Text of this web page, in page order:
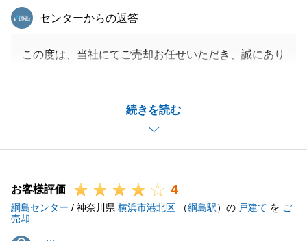
続きを読む
東急リバブル
センターからの返答
この度は、当社にてご売却お任せいただき、誠にあり
協力いただき、大変助かりました。
また何かご相談等ございましたら、お気軽にお申し付
けください。
お客様評価 4
綱島センター / 神奈川県 横浜市港北区 （綱島駅）の 戸建て を ご
売却